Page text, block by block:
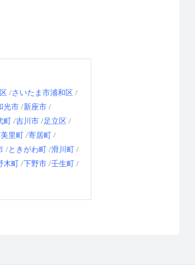
さいたま市浦和区
光市 新座市
町 吉川市 足立区
美里町 寄居町
ときがわ町 滑川町
木町 下野市 壬生町